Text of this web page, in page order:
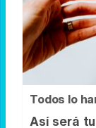
Dónde
Los
visitar el